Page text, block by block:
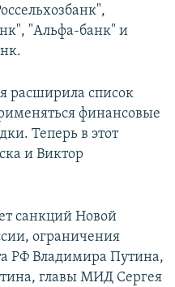
"Альфа-банк" и
расширила список
финансовые
Теперь в этот
и Виктор
санкций Новой
ограничения
РФ Владимира Путина,
главы МИД Сергея